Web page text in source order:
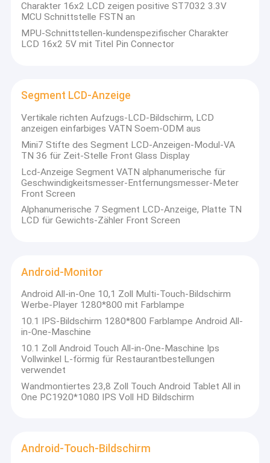
Charakter 16x2 LCD zeigen positive ST7032 3.3V
MCU Schnittstelle FSTN an
MPU-Schnittstellen-kundenspezifischer Charakter
LCD 16x2 5V mit Titel Pin Connector
Segment LCD-Anzeige
Vertikale richten Aufzugs-LCD-Bildschirm, LCD
anzeigen einfarbiges VATN Soem-ODM aus
Mini7 Stifte des Segment LCD-Anzeigen-Modul-VA
TN 36 für Zeit-Stelle Front Glass Display
Lcd-Anzeige Segment VATN alphanumerische für
Geschwindigkeitsmesser-Entfernungsmesser-Meter
Front Screen
Alphanumerische 7 Segment LCD-Anzeige, Platte TN
LCD für Gewichts-Zähler Front Screen
Android-Monitor
Android All-in-One 10,1 Zoll Multi-Touch-Bildschirm
Werbe-Player 1280*800 mit Farblampe
10.1 IPS-Bildschirm 1280*800 Farblampe Android All-
in-One-Maschine
10.1 Zoll Android Touch All-in-One-Maschine Ips
Vollwinkel L-förmig für Restaurantbestellungen
verwendet
Wandmontiertes 23,8 Zoll Touch Android Tablet All in
One PC1920*1080 IPS Voll HD Bildschirm
Android-Touch-Bildschirm